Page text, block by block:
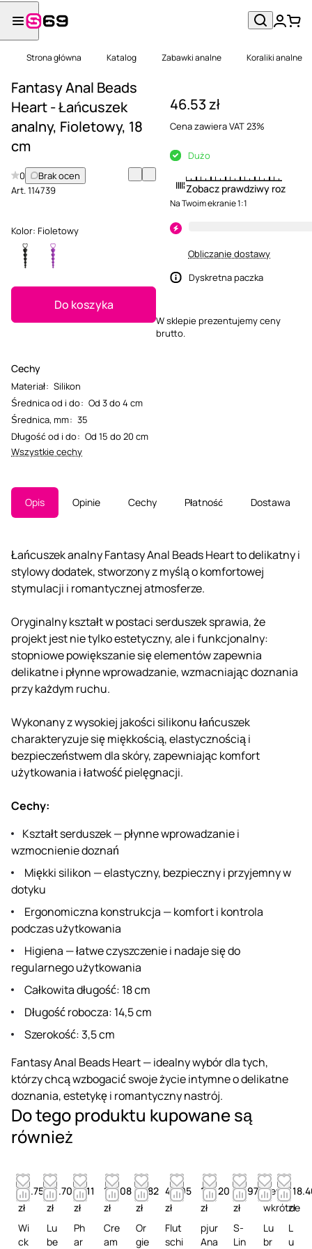
Strona główna Katalog Zabawki analne Koraliki analne
Fantasy Anal Beads
Heart - Łańcuszek
analny, Fioletowy, 18
cm
0
Brak ocen
Art.114739
Kolor: Fioletowy
Do koszyka
Cechy
Materiał: Silikon
Średnica od i do: Od 3 do 4 cm
Średnica, mm: 35
Długość od i do: Od 15 do 20 cm
Wszystkie cechy
46.53 zł
Cena zawiera VAT 23%
Dużo
Zobacz prawdziwy rozmiar
Na Twoim ekranie 1:1
Obliczanie dostawy
Dyskretna paczka
W sklepie prezentujemy ceny
brutto.
Opis Opinie Cechy Płatność Dostawa
Łańcuszek analny Fantasy Anal Beads Heart to delikatny i
stylowy dodatek, stworzony z myślą o komfortowej
stymulacji i romantycznej atmosferze.
Oryginalny kształt w postaci serduszek sprawia, że
projekt jest nie tylko estetyczny, ale i funkcjonalny:
stopniowe powiększanie się elementów zapewnia
delikatne i płynne wprowadzanie, wzmacniając doznania
przy każdym ruchu.
Wykonany z wysokiej jakości silikonu łańcuszek
charakteryzuje się miękkością, elastycznością i
bezpieczeństwem dla skóry, zapewniając komfort
użytkowania i łatwość pielęgnacji.
Cechy:
Kształt serduszek — płynne wprowadzanie i
wzmocnienie doznań
Miękki silikon — elastyczny, bezpieczny i przyjemny w
dotyku
Ergonomiczna konstrukcja — komfort i kontrola
podczas użytkowania
Higiena — łatwe czyszczenie i nadaje się do
regularnego użytkowania
Całkowita długość: 18 cm
Długość robocza: 14,5 cm
Szerokość: 3,5 cm
Fantasy Anal Beads Heart — idealny wybór dla tych,
którzy chcą wzbogacić swoje życie intymne o delikatne
doznania, estetykę i romantyczny nastrój.
Do tego produktu kupowane są
również
96.75
zł
Wi
ck
46.70
zł
Lu
be
43.11
zł
Ph
ar
131.08
zł
Cre
am
41.82
zł
Or
gie
49.95
zł
Flut
schi
178.20
zł
pjur
Ana
55.97
zł
S-
Lin
Cena
wkrótce
Lu
br
zł
L
u